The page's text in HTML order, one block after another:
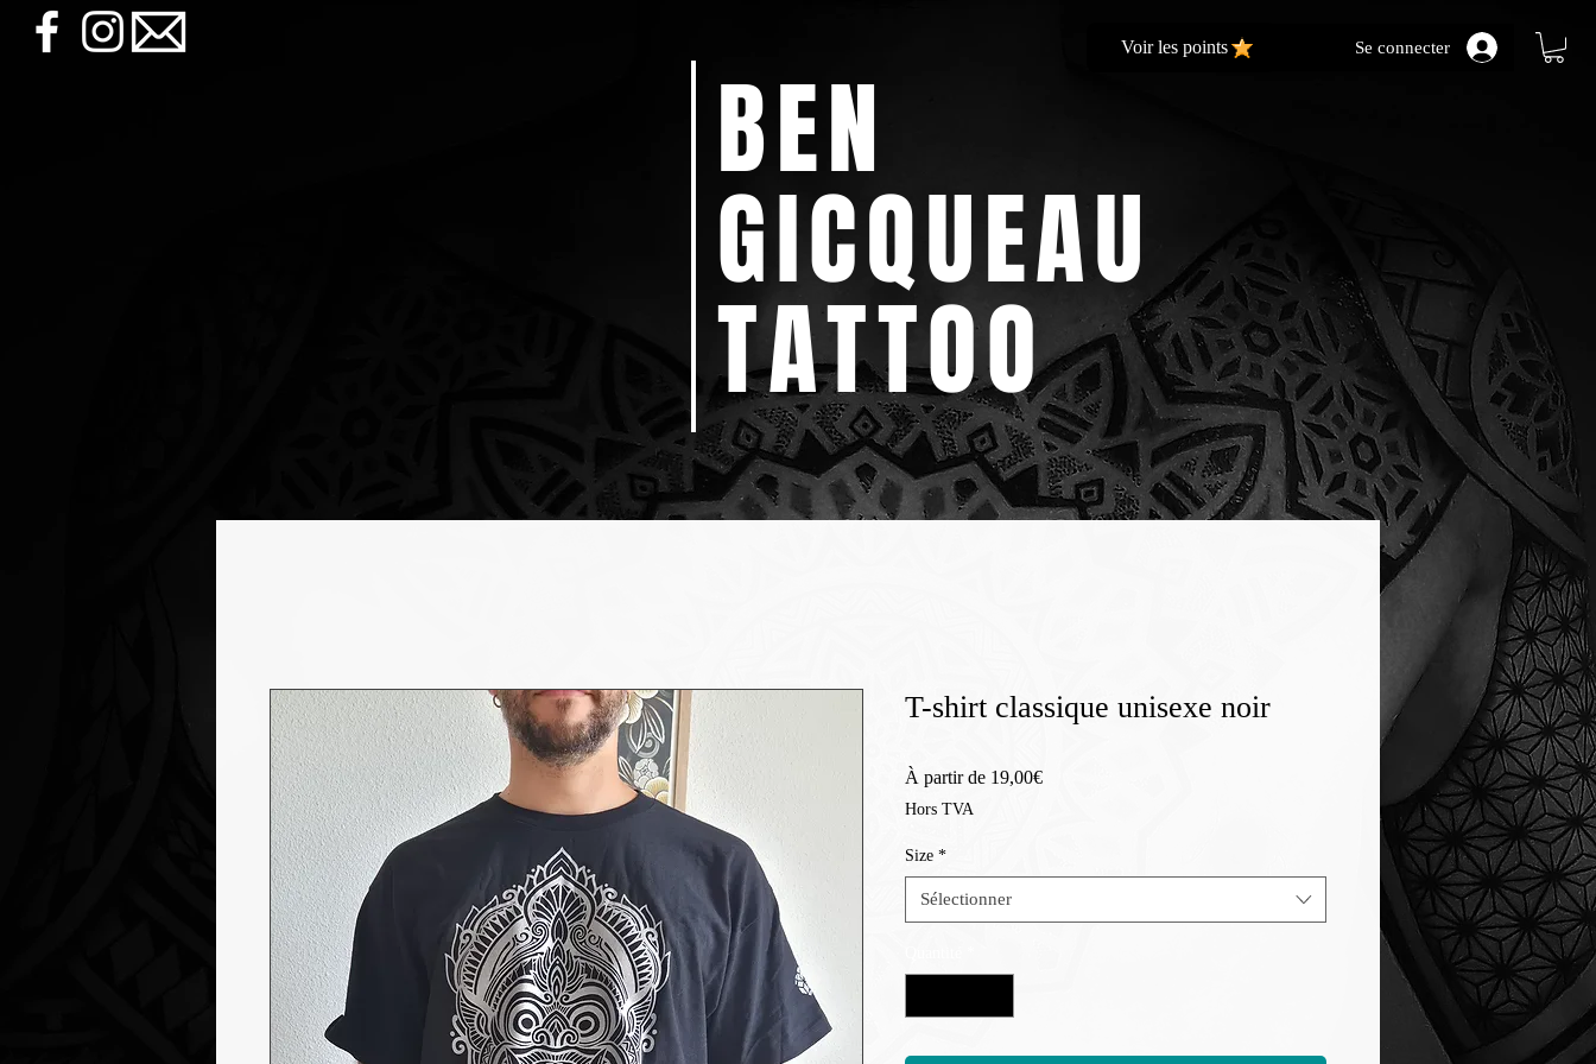
Se connecter
Voir les points
BEN
GICQUEAU
TATTOO
T-shirt classique unisexe noir
À partir de 19,00€Prix
Hors TVA
Size *
Sélectionner